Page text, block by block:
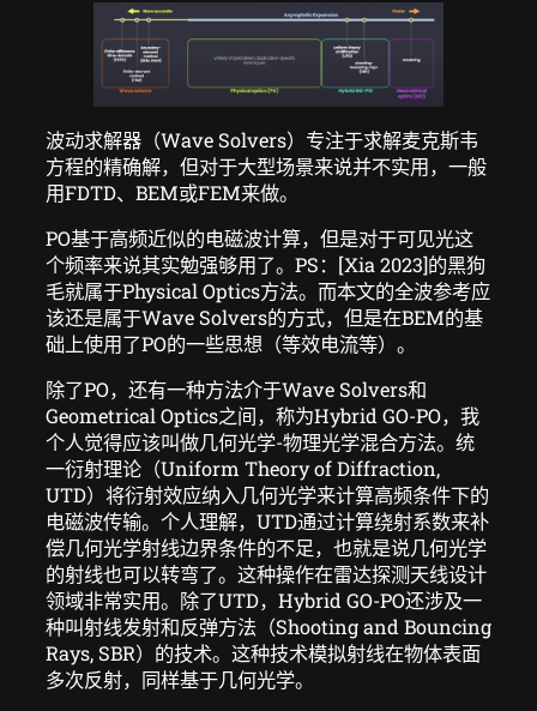
波动求解器（Wave Solvers）专注于求解麦克斯韦
方程的精确解，但对于大型场景来说并不实用，一般
用FDTD、BEM或FEM来做。
PO基于高频近似的电磁波计算，但是对于可见光这
个频率来说其实勉强够用了。PS：[Xia 2023]的黑狗
毛就属于Physical Optics方法。而本文的全波参考应
该还是属于Wave Solvers的方式，但是在BEM的基
础上使用了PO的一些思想（等效电流等）。
除了PO，还有一种方法介于Wave Solvers和
Geometrical Optics之间，称为Hybrid GO-PO，我
个人觉得应该叫做几何光学-物理光学混合方法。统
一衍射理论（Uniform Theory of Diffraction,
UTD）将衍射效应纳入几何光学来计算高频条件下的
电磁波传输。个人理解，UTD通过计算绕射系数来补
偿几何光学射线边界条件的不足，也就是说几何光学
的射线也可以转弯了。这种操作在雷达探测天线设计
领域非常实用。除了UTD，Hybrid GO-PO还涉及一
种叫射线发射和反弹方法（Shooting and Bouncing
Rays, SBR）的技术。这种技术模拟射线在物体表面
多次反射，同样基于几何光学。